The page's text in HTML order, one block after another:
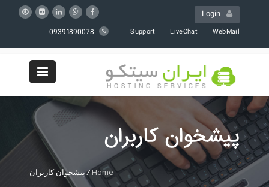
WebMail
LiveChat
Support
پیشخوان کاربران
Home
/ پیشخوان کاربران